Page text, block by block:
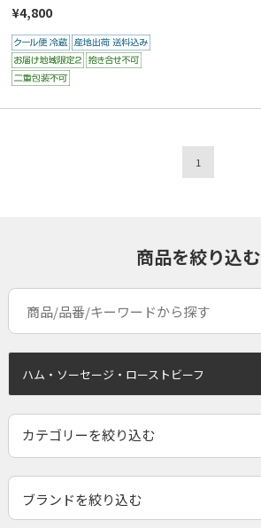
¥4,800
1
商品を絞り込む
ハム・ソーセージ・ローストビーフ
ブランドを絞り込む